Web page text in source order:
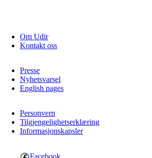
Om Udir
Kontakt oss
Presse
Nyhetsvarsel
English pages
Personvern
Tilgjengelighetserklæring
Informasjonskapsler